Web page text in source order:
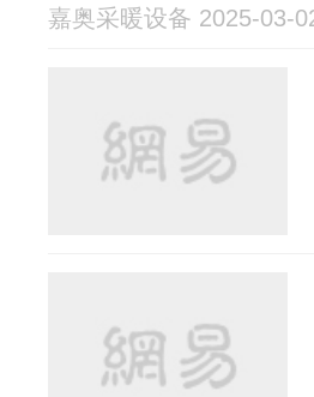
嘉奥采暖设备 2025-03-